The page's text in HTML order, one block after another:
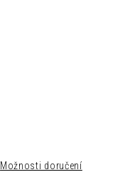
Možnosti doručení